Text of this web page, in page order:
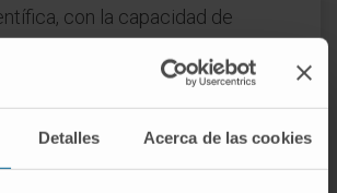
Detalles Acerca de las cookies
con la capacidad de
tipo de cáncer y sin
intervención de un experto en
que el grupo de Investigación de